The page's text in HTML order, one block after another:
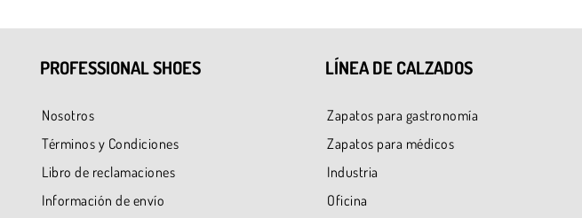
PROFESSIONAL SHOES
Nosotros
Términos y Condiciones
Libro de reclamaciones
Información de envío
LÍNEA DE CALZADOS
Zapatos para gastronomía
Zapatos para médicos
Industria
Oficina